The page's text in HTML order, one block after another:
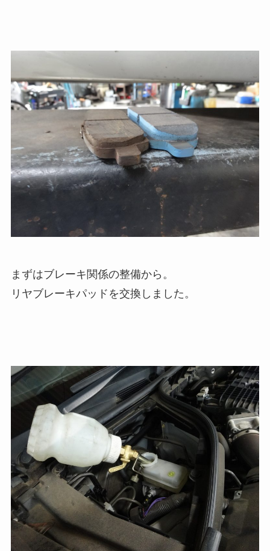
まずはブレーキ関係の整備から。
リヤブレーキパッドを交換しました。